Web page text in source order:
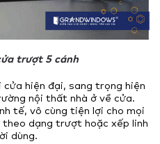
trượt 5 cánh
cửa hiện đại, sang trọng hiện
nội thất nhà ở về cửa.
tế, vô cùng tiện lợi cho mọi
dạng trượt hoặc xếp linh
dùng.